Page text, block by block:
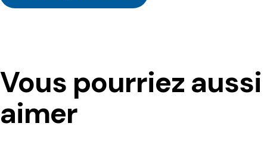
Vous pourriez aussi
aimer